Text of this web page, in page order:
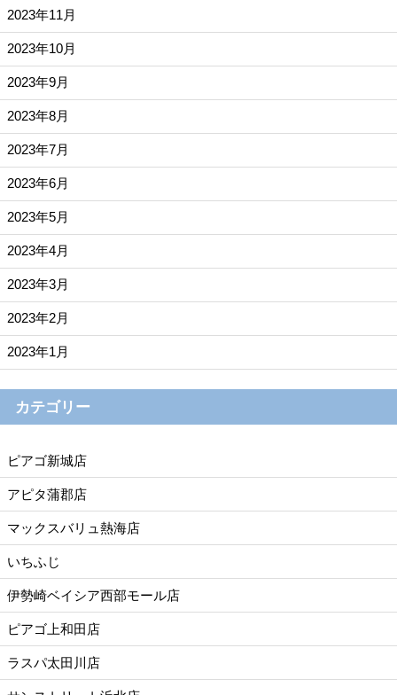
2023年11月
2023年10月
2023年9月
2023年8月
2023年7月
2023年6月
2023年5月
2023年4月
2023年3月
2023年2月
2023年1月
カテゴリー
ピアゴ新城店
アピタ蒲郡店
マックスバリュ熱海店
いちふじ
伊勢崎ベイシア西部モール店
ピアゴ上和田店
ラスパ太田川店